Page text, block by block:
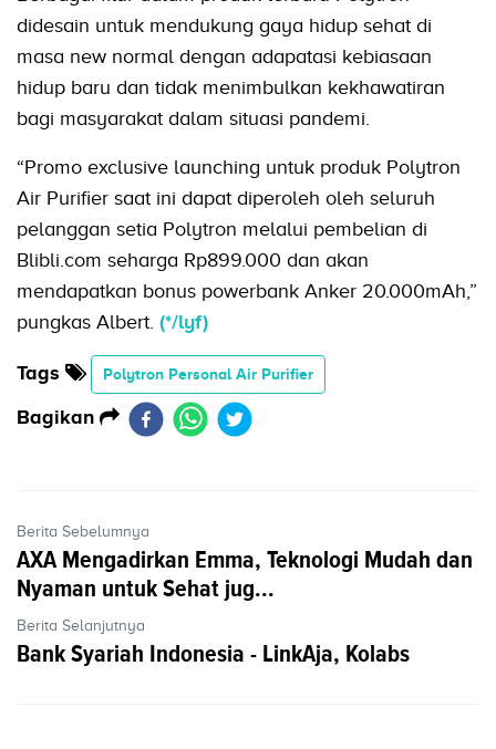
didesain untuk mendukung gaya hidup sehat di
masa new normal dengan adapatasi kebiasaan
hidup baru dan tidak menimbulkan kekhawatiran
bagi masyarakat dalam situasi pandemi.
“Promo exclusive launching untuk produk Polytron
Air Purifier saat ini dapat diperoleh oleh seluruh
pelanggan setia Polytron melalui pembelian di
Blibli.com seharga Rp899.000 dan akan
mendapatkan bonus powerbank Anker 20.000mAh,”
pungkas Albert. (*/lyf)
Tags Polytron Personal Air Purifier
Bagikan
Berita Sebelumnya
AXA Mengadirkan Emma, Teknologi Mudah dan
Nyaman untuk Sehat jug...
Berita Selanjutnya
Bank Syariah Indonesia - LinkAja, Kolabs